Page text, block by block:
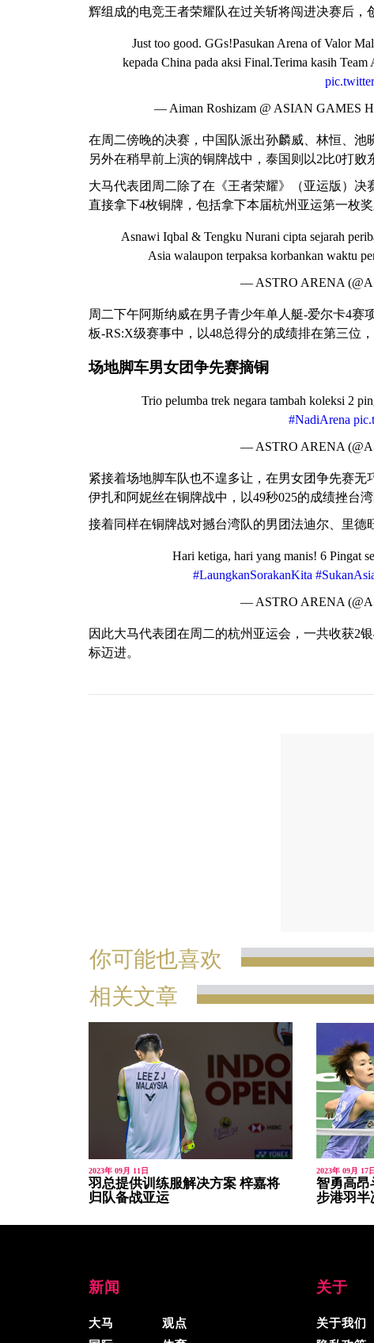
辉组成的电竞王者荣耀队在过关斩将闯进决赛后，
Just too good. GGs!Pasukan Arena of Valor
kepada China pada aksi Final.Terima kasih
— Aiman Roshizam @ ASIAN GAMES
在周二傍晚的决赛，中国队派出孙麟威、林恒、池
另外在稍早前上演的铜牌战中，泰国则以2比0打败
大马代表团周二除了在《王者荣耀》（亚运版）决
直接拿下4枚铜牌，包括拿下本届杭州亚运第一枚奖
Asnawi Iqbal & Tengku Nurani cipta sejarah
Asia walaupon terpaksa korbankan waktu
— ASTRO ARENA
周二下午阿斯纳威在男子青少年单人艇-爱尔卡4
板-RS:X级赛事中，以48总得分的成绩排在第三位
场地脚车男女团争先赛摘铜
Trio pelumba trek negara tambah koleksi 2
#NadiArena
— ASTRO ARENA
紧接着场地脚车队也不遑多让，在男女团争先赛
伊扎和阿妮丝在铜牌战中，以49秒025的成绩挫台湾
接着同样在铜牌战对撼台湾队的男团法迪尔、里德
Hari ketiga, hari yang manis! 6 Pingat
#LaungkanSorakanKita
— ASTRO ARENA
因此大马代表团在周二的杭州亚运会，一共收获2
标迈进。
你可能也喜欢
相关文章
2023年 09月 11日
羽总提供训练服解决方案 梓嘉将
归队备战亚运
2023年 09月 17日
智勇高昂
步港羽半
新闻
大马
观点
关于
关于我们